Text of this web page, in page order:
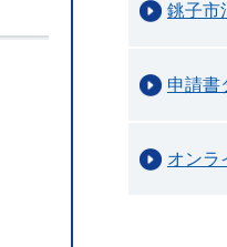
銚子市
申請書
オンラ